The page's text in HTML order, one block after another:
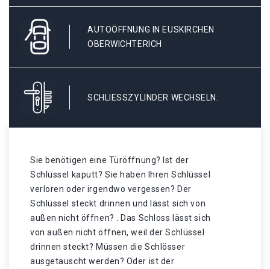
AUTOÖFFNUNG IN EUSKIRCHEN
OBERWICHTERICH
SCHLIESSZYLINDER WECHSELN.
Sie benötigen eine Türöffnung? Ist der
Schlüssel kaputt? Sie haben Ihren Schlüssel
verloren oder irgendwo vergessen? Der
Schlüssel steckt drinnen und lässt sich von
außen nicht öffnen? . Das Schloss lässt sich
von außen nicht öffnen, weil der Schlüssel
drinnen steckt? Müssen die Schlösser
ausgetauscht werden? Oder ist der